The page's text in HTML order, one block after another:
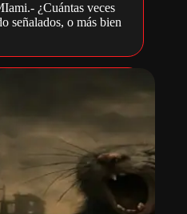
¿Cuántas veces
señalados, o más bien